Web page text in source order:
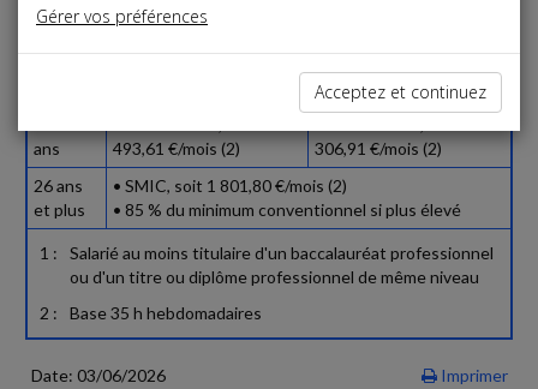
Age
Au moins Bac pro (1)
1026,86 €/mois (2)
ans
493,61 €/mois (2)
306,91 €/mois (2)
26 ans
et plus
• SMIC, soit 1 801,80 €/mois (2)
• 85 % du minimum conventionnel si plus élevé
1 :
Salarié au moins titulaire d'un baccalauréat professionnel
ou d'un titre ou diplôme professionnel de même niveau
2 :
Base 35 h hebdomadaires
Date: 03/06/2026 Imprimer
Gérer vos préférences
Acceptez et continuez